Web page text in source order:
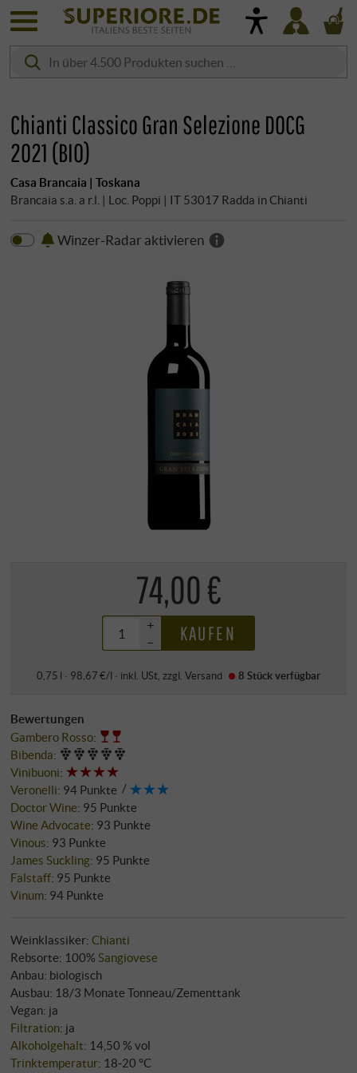
Chianti Classico Gran Selezione DOCG
2021 (BIO)
Casa Brancaia | Toskana
Brancaia s.a. a r.l. | Loc. Poppi | IT 53017 Radda in Chianti
Winzer-Radar aktivieren
74,00 €
+
–
KAUFEN
0,75 l · 98,67 €/l · inkl. USt , zzgl.Versand 8 Stückverfügbar
Bewertungen
Gambero Rosso:
Bibenda:
Vinibuoni:
Veronelli: 94 Punkte
Doctor Wine: 95 Punkte
Wine Advocate: 93 Punkte
Vinous: 93 Punkte
James Suckling: 95 Punkte
Falstaff: 95 Punkte
Vinum: 94 Punkte
Weinklassiker:Chianti
Rebsorte: 100%Sangiovese
Anbau: biologisch
Ausbau: 18/3 Monate Tonneau/Zementtank
Vegan: ja
Filtration: ja
Alkoholgehalt: 14,50 % vol
Trinktemperatur: 18‑20 °C